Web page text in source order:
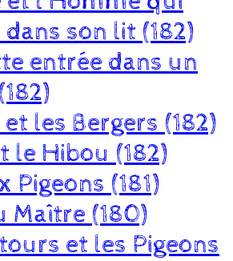
son lit (182)
entrée dans un
les Bergers (182)
le Hibou (182)
Pigeons (181)
Maître (180)
et les Pigeons